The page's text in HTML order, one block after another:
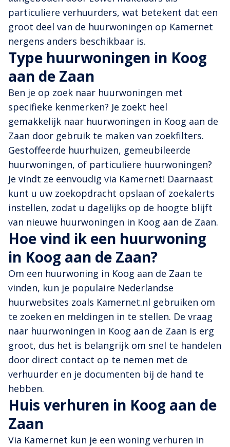
particuliere verhuurders, wat betekent dat een
groot deel van de huurwoningen op Kamernet
nergens anders beschikbaar is.
Type huurwoningen in Koog
aan de Zaan
Ben je op zoek naar huurwoningen met
specifieke kenmerken? Je zoekt heel
gemakkelijk naar huurwoningen in Koog aan de
Zaan door gebruik te maken van zoekfilters.
Gestoffeerde huurhuizen, gemeubileerde
huurwoningen, of particuliere huurwoningen?
Je vindt ze eenvoudig via Kamernet! Daarnaast
kunt u uw zoekopdracht opslaan of zoekalerts
instellen, zodat u dagelijks op de hoogte blijft
van nieuwe huurwoningen in Koog aan de Zaan.
Hoe vind ik een huurwoning
in Koog aan de Zaan?
Om een huurwoning in Koog aan de Zaan te
vinden, kun je populaire Nederlandse
huurwebsites zoals Kamernet.nl gebruiken om
te zoeken en meldingen in te stellen. De vraag
naar huurwoningen in Koog aan de Zaan is erg
groot, dus het is belangrijk om snel te handelen
door direct contact op te nemen met de
verhuurder en je documenten bij de hand te
hebben.
Huis verhuren in Koog aan de
Zaan
Via Kamernet kun je een woning verhuren in